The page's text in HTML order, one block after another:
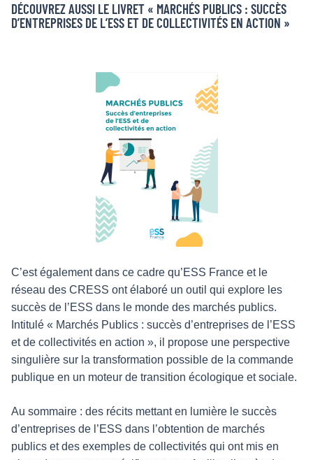
DÉCOUVREZ AUSSI LE LIVRET « MARCHÉS PUBLICS : SUCCÈS
D’ENTREPRISES DE L’ESS ET DE COLLECTIVITÉS EN ACTION »
C’est également dans ce cadre qu’ESS France et le
réseau des CRESS ont élaboré un outil qui explore les
succès de l’ESS dans le monde des marchés publics.
Intitulé « Marchés Publics : succès d’entreprises de l’ESS
et de collectivités en action », il propose une perspective
singulière sur la transformation possible de la commande
publique en un moteur de transition écologique et sociale.
Au sommaire : des récits mettant en lumière le succès
d’entreprises de l’ESS dans l’obtention de marchés
publics et des exemples de collectivités qui ont mis en